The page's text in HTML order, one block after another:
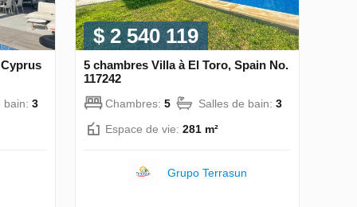
bain: 3
$ 2 540 119
5 chambres Villa à El Toro, Spain No.
117242
Chambres: 5 Salles de bain: 3
Espace de vie: 281 m²
Grupo Terrasun